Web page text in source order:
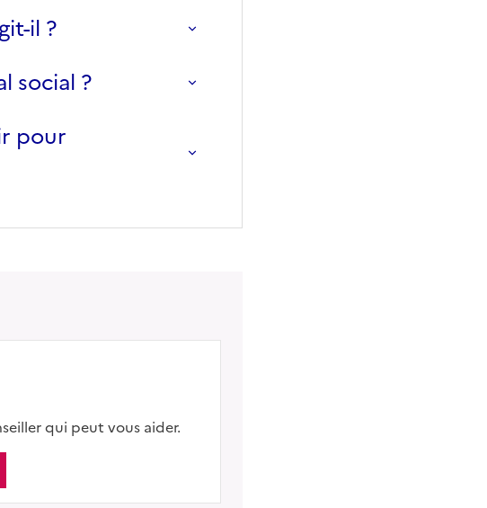
il ?
social ?
pour
qui peut vous aider.